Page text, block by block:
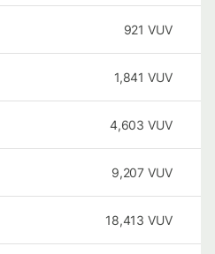
921 VUV
1,841 VUV
4,603 VUV
9,207 VUV
18,413 VUV